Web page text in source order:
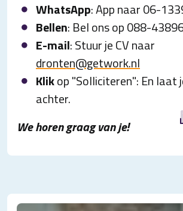
WhatsApp: App naar 06-
Bellen: Bel ons op 088-
E-mail: Stuur je CV naar
dronten@getwork.nl
Klikop "Solliciteren": En laat
achter.
We horen graag van je!